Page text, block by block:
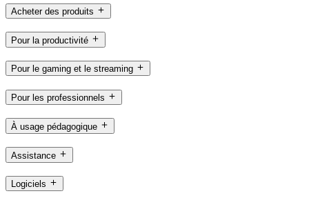
Acheter des produits
Pour la productivité
Pour le gaming et le streaming
Pour les professionnels
À usage pédagogique
Assistance
Logiciels